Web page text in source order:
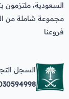
السعودية، ملتزمون
مجموعة شاملة من
فروعنا
السجل